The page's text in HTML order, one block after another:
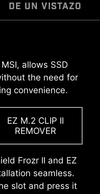
DE UN VISTAZO
allows SSD
the need for
convenience.
EZ M.2 CLIP II
REMOVER
Frozr II and EZ
seamless.
slot and press it
diseñadas para
separación de los
libres de
cuentan con un
de cada
el proceso de
proceso no
que basta con fijar
placa madre sin
puede resultar
un solo clic, lo que